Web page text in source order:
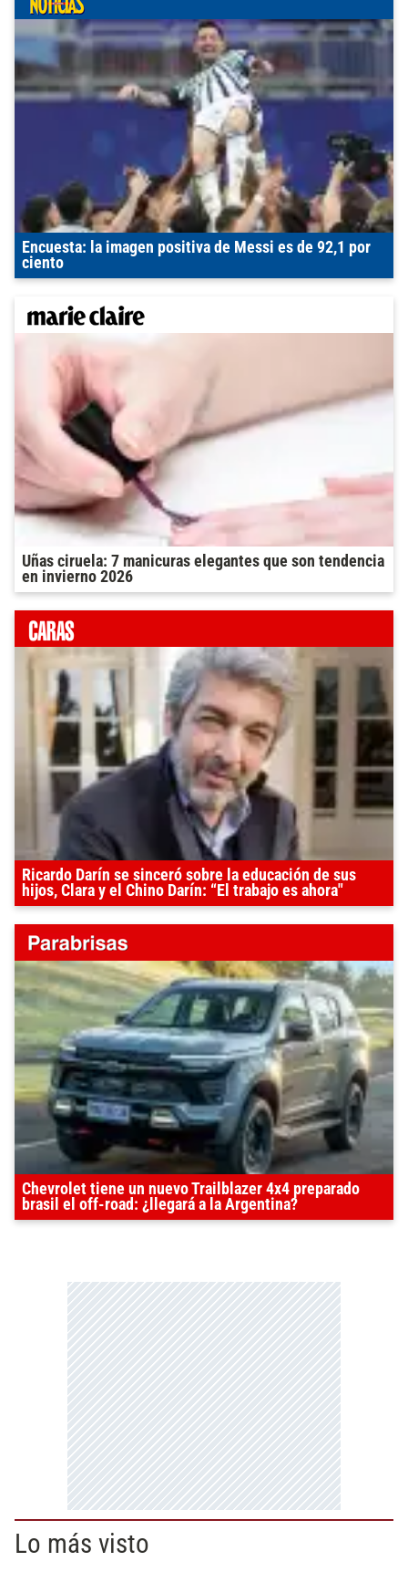
Encuesta: la imagen positiva de Messi es de 92,1 por
ciento
Uñas ciruela: 7 manicuras elegantes que son tendencia
en invierno 2026
Ricardo Darín se sinceró sobre la educación de sus
hijos, Clara y el Chino Darín: “El trabajo es ahora"
Chevrolet tiene un nuevo Trailblazer 4x4 preparado
brasil el off-road: ¿llegará a la Argentina?
Lo más visto